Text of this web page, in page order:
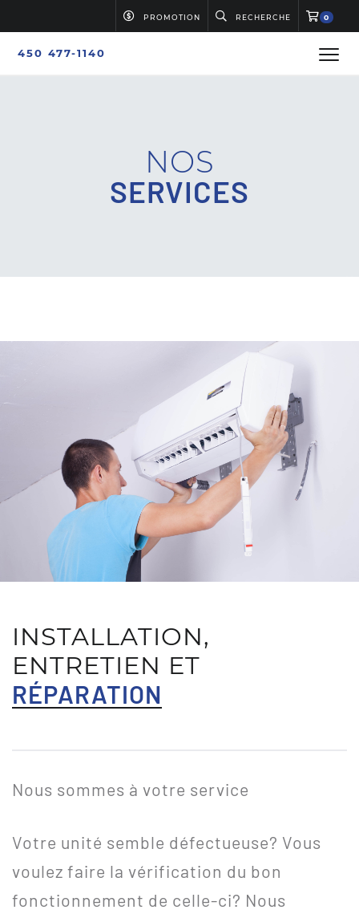
0
RECHERCHE
PROMOTION
450 477-1140
NOS
SERVICES
INSTALLATION,
ENTRETIEN ET
RÉPARATION
Nous sommes à votre service
Votre unité semble défectueuse? Vous
voulez faire la vérification du bon
fonctionnement de celle-ci? Nous